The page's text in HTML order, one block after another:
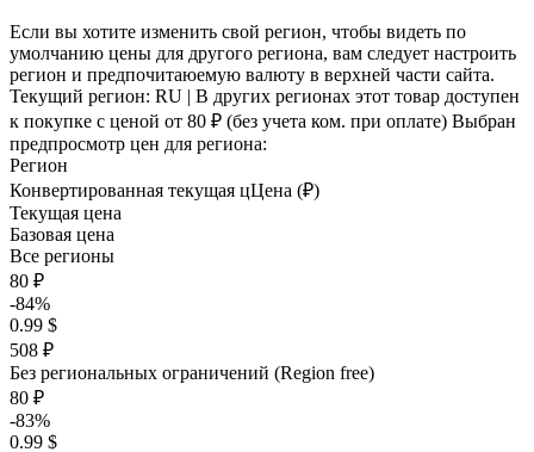
Если вы хотите изменить свой регион, чтобы видеть по
умолчанию цены для другого региона, вам следует настроить
регион и предпочитаюемую валюту в верхней части сайта.
Текущий регион: RU | В других регионах этот товар доступен
к покупке с ценой от 80 ₽ (без учета ком. при оплате) Выбран
предпросмотр цен для региона:
Регион
Конвертированная текущая цЦена (₽)
Текущая цена
Базовая цена
Все регионы
80 ₽
-84%
0.99 $
508 ₽
Без региональных ограничений (Region free)
80 ₽
-83%
0.99 $